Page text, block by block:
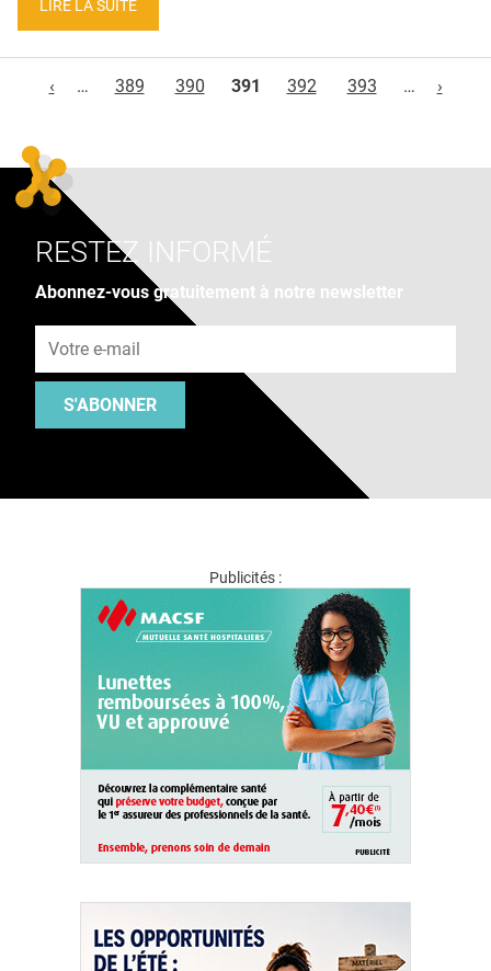
LIRE LA SUITE
‹
… 389 390 391 392 393 … ›
RESTEZ INFORMÉ
Abonnez-vous gratuitement à notre newsletter
S'ABONNER
Publicités :